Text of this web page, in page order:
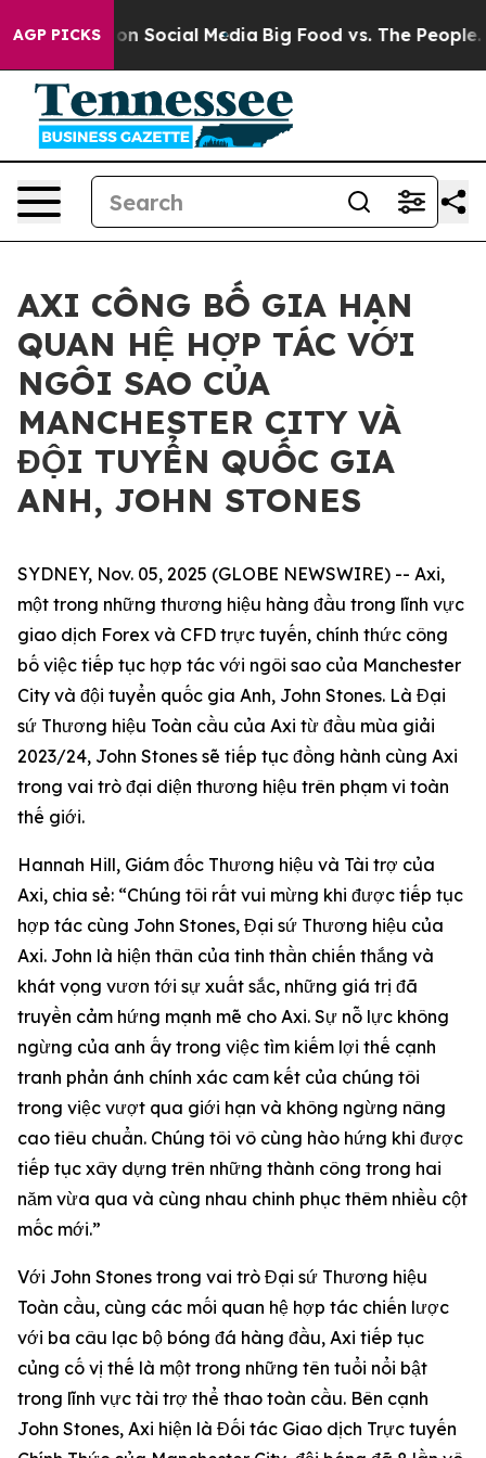
AGP PICKSon Social Media Big Food vs. The People.
AXI CÔNG BỐ GIA HẠN
QUAN HỆ HỢP TÁC VỚI
NGÔI SAO CỦA
MANCHESTER CITY VÀ
ĐỘI TUYỂN QUỐC GIA
ANH, JOHN STONES
SYDNEY, Nov. 05, 2025 (GLOBE NEWSWIRE) -- Axi,
một trong những thương hiệu hàng đầu trong lĩnh vực
giao dịch Forex và CFD trực tuyến, chính thức công
bố việc tiếp tục hợp tác với ngôi sao của Manchester
City và đội tuyển quốc gia Anh, John Stones. Là Đại
sứ Thương hiệu Toàn cầu của Axi từ đầu mùa giải
2023/24, John Stones sẽ tiếp tục đồng hành cùng Axi
trong vai trò đại diện thương hiệu trên phạm vi toàn
thế giới.
Hannah Hill, Giám đốc Thương hiệu và Tài trợ của
Axi, chia sẻ: “Chúng tôi rất vui mừng khi được tiếp tục
hợp tác cùng John Stones, Đại sứ Thương hiệu của
Axi. John là hiện thân của tinh thần chiến thắng và
khát vọng vươn tới sự xuất sắc, những giá trị đã
truyền cảm hứng mạnh mẽ cho Axi. Sự nỗ lực không
ngừng của anh ấy trong việc tìm kiếm lợi thế cạnh
tranh phản ánh chính xác cam kết của chúng tôi
trong việc vượt qua giới hạn và không ngừng nâng
cao tiêu chuẩn. Chúng tôi vô cùng hào hứng khi được
tiếp tục xây dựng trên những thành công trong hai
năm vừa qua và cùng nhau chinh phục thêm nhiều cột
mốc mới.”
Với John Stones trong vai trò Đại sứ Thương hiệu
Toàn cầu, cùng các mối quan hệ hợp tác chiến lược
với ba câu lạc bộ bóng đá hàng đầu, Axi tiếp tục
củng cố vị thế là một trong những tên tuổi nổi bật
trong lĩnh vực tài trợ thể thao toàn cầu. Bên cạnh
John Stones, Axi hiện là Đối tác Giao dịch Trực tuyến